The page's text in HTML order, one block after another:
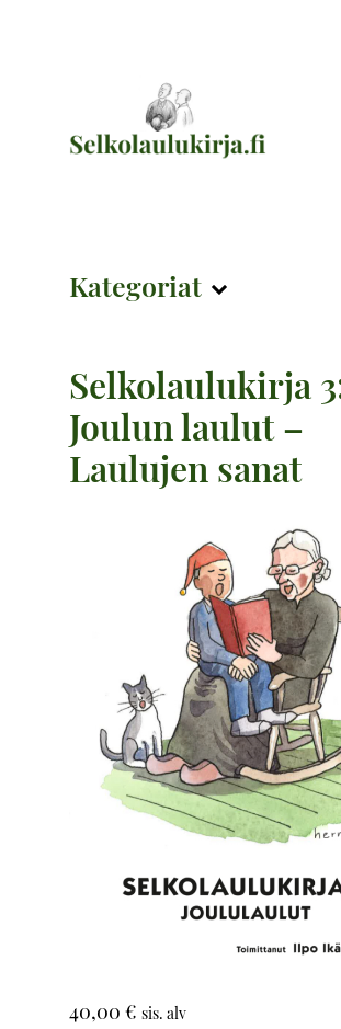
Selkolaulukirja
Joulun laulut –
Laulujen sanat
40,00 € sis. alv
Kategoriat